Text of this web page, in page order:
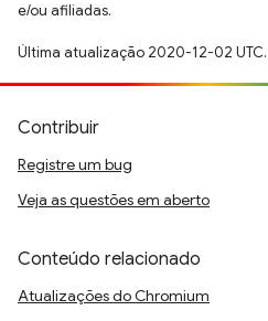
e/ou afiliadas.
Última atualização 2020-12-02 UTC.
Contribuir
Registre um bug
Veja as questões em aberto
Conteúdo relacionado
Atualizações do Chromium